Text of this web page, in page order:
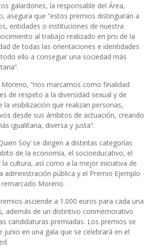
galardones, la responsable del Área,
asegura que “estos premios distinguirán a
entidades o instituciones de nuestra
al trabajo realizado en pro de la
de todas las orientaciones e identidades
ello a conseguir una sociedad más
“nos marcamos como finalidad
de respeto a la diversidad sexual y de
la visibilización que realizan personas,
desde sus ámbitos de actuación, creando
igualitaria, diversa y justa”.
Soy’ se dirigen a distintas categorías
de la economía, el socioeducativo, el
cultura, así como a la mejor iniciativa de
administración pública y el Premio Ejemplo
remarcado Moreno.
asciende a 1.000 euros para cada una
además de un distintivo conmemorativo
candidaturas premiadas. Los premios se
junio en una gala que se celebrará en el